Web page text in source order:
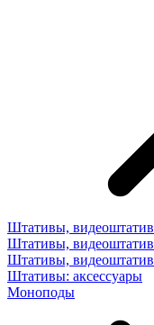
Штативы,
Штативы,
Штативы,
Штативы: аксессуары
Моноподы